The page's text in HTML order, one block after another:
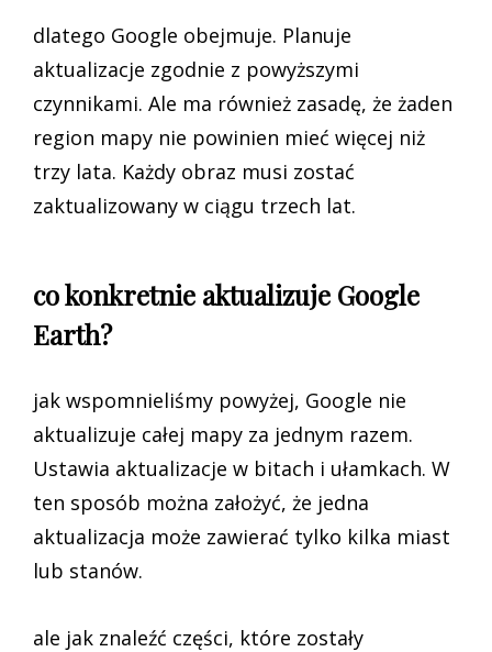
dlatego Google obejmuje. Planuje
aktualizacje zgodnie z powyższymi
czynnikami. Ale ma również zasadę, że żaden
region mapy nie powinien mieć więcej niż
trzy lata. Każdy obraz musi zostać
zaktualizowany w ciągu trzech lat.
co konkretnie aktualizuje Google
Earth?
jak wspomnieliśmy powyżej, Google nie
aktualizuje całej mapy za jednym razem.
Ustawia aktualizacje w bitach i ułamkach. W
ten sposób można założyć, że jedna
aktualizacja może zawierać tylko kilka miast
lub stanów.
ale jak znaleźć części, które zostały